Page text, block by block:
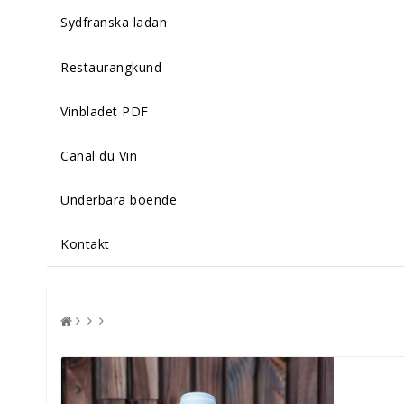
Sydfranska ladan
Restaurangkund
Vinbladet PDF
Canal du Vin
Underbara boende
Kontakt